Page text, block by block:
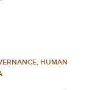
, HUMAN